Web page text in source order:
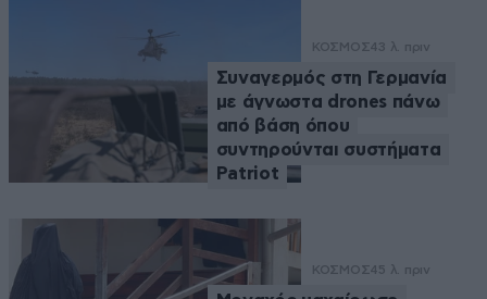
ΚΟΣΜΟΣ43 λ. πριν
Συναγερμός στη Γερμανία
με άγνωστα drones πάνω
από βάση όπου
συντηρούνται συστήματα
Patriot
ΚΟΣΜΟΣ45 λ. πριν